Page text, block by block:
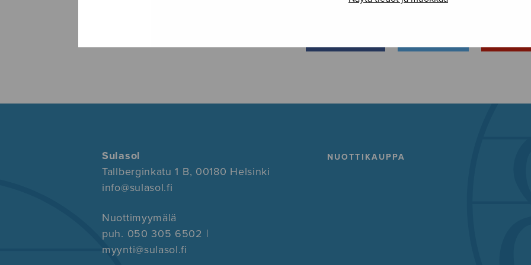
Sulasol
Tallberginkatu 1 B, 00180 Helsinki
info@sulasol.fi
Nuottimyymälä
puh. 050 305 6502 |
myynti@sulasol.fi
NUOTTIKAUPPA